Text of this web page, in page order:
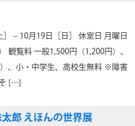
– 10月19日［日］ 休室日 月曜日
観覧料 一般1,500円（1,200円）、
、小・中学生、高校生無料 ※障害
[…]
郎 えほんの世界展